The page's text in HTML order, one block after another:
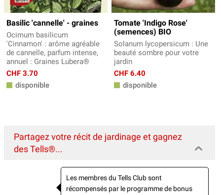
Basilic 'cannelle' - graines
Ocimum basilicum
'Cinnamon' : arôme agréable
de cannelle, parfum intense,
annuel : Graines Lubera®
CHF 3.70
disponible
Tomate 'Indigo Rose'
(semences) BIO
Solanum lycopersicum : Une
beauté sombre pour votre
jardin
CHF 6.40
disponible
Partagez votre récit de jardinage et gagnez
des Tells®...
Les membres du Tells Club sont
récompensés par le programme de bonus